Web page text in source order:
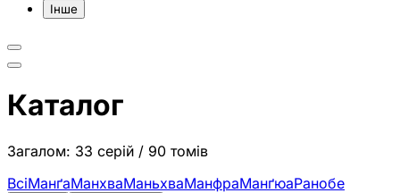
Інше
Каталог
Загалом: 33 серій / 90 томів
ВсіМанґаМанхваМаньхваМанфраМанґюаРанобе